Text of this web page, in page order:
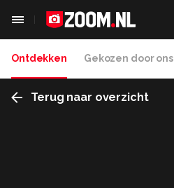
Ontdekken Gekozen door ons
Terug naar overzicht